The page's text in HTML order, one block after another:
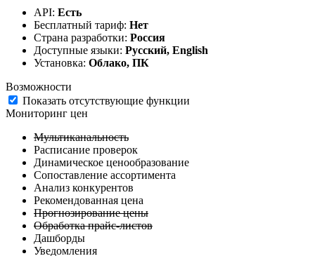
API: Есть
Бесплатный тариф: Нет
Страна разработки: Россия
Доступные языки: Русский, English
Установка: Облако, ПК
Возможности
Показать отсутствующие функции
Мониторинг цен
Мультиканальность
Расписание проверок
Динамическое ценообразование
Сопоставление ассортимента
Анализ конкурентов
Рекомендованная цена
Прогнозирование цены
Обработка прайс-листов
Дашборды
Уведомления